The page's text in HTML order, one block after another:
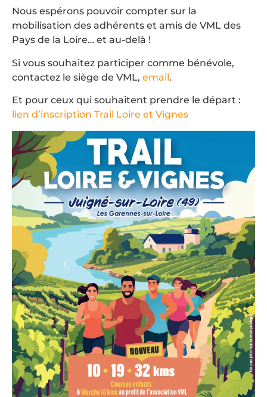
Nous espérons pouvoir compter sur la
mobilisation des adhérents et amis de VML des
Pays de la Loire… et au-delà !
Si vous souhaitez participer comme bénévole,
contactez le siège de VML, email.
Et pour ceux qui souhaitent prendre le départ :
lien d’inscription Trail Loire et Vignes